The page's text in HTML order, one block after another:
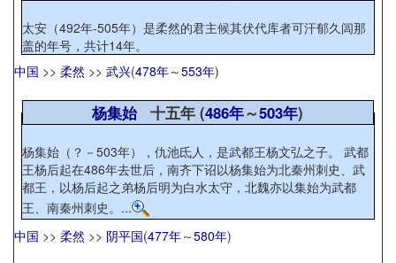
太安（492年-505年）是柔然的君主候其伏代库者可汗郁久闾那
盖的年号，共计14年。
中国 >> 柔然 >> 武兴(478年～553年)
杨集始十五年 (486年～503年)
杨集始（？－503年），仇池氐人，是武都王杨文弘之子。 武都
王杨后起在486年去世后，南齐下诏以杨集始为北秦州刺史、武
都王，以杨后起之弟杨后明为白水太守，北魏亦以集始为武都
王、南秦州刺史。...
中国 >> 柔然 >> 阴平国(477年～580年)